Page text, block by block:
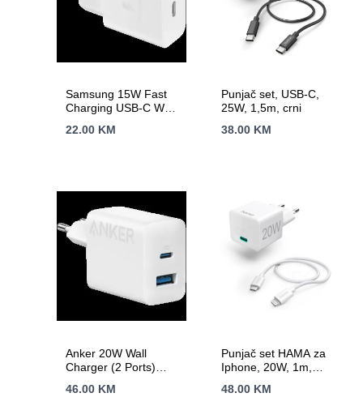
Samsung 15W Fast
Charging USB-C Wall
not included)
22.00 KM
Punjač set, USB-C,
25W, 1,5m, crni
38.00 KM
Anker 20W Wall
Charger (2 Ports)
46.00 KM
Punjač set HAMA za
Iphone, 20W, 1m,
48.00 KM